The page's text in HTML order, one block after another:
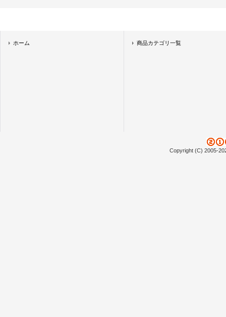
ホーム 商品カテゴリ一覧
Copyright (C) 2005-